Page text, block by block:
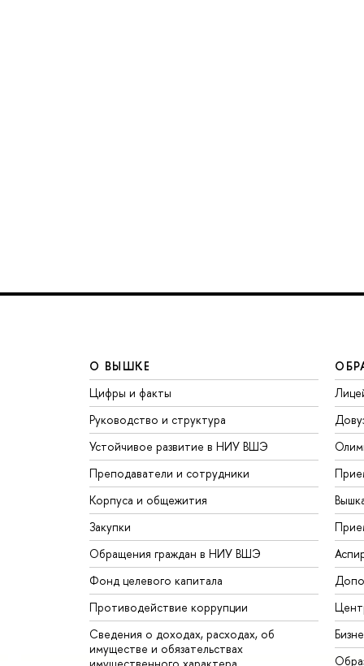
О ВЫШКЕ
Цифры и факты
Руководство и структура
Устойчивое развитие в НИУ ВШЭ
Преподаватели и сотрудники
Корпуса и общежития
Закупки
Обращения граждан в НИУ ВШЭ
Фонд целевого капитала
Противодействие коррупции
Сведения о доходах, расходах, об
имуществе и обязательствах